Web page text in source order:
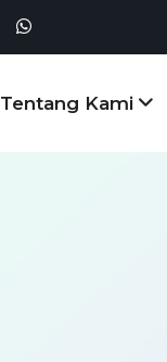
Tentang Kami